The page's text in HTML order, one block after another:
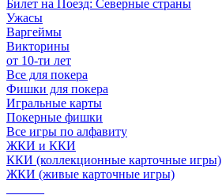
Билет на Поезд: Северные страны
Ужасы
Варгеймы
Викторины
от 10-ти лет
Все для покера
Фишки для покера
Игральные карты
Покерные фишки
Все игры по алфавиту
ЖКИ и ККИ
ККИ (коллекционные карточные игры)
ЖКИ (живые карточные игры)